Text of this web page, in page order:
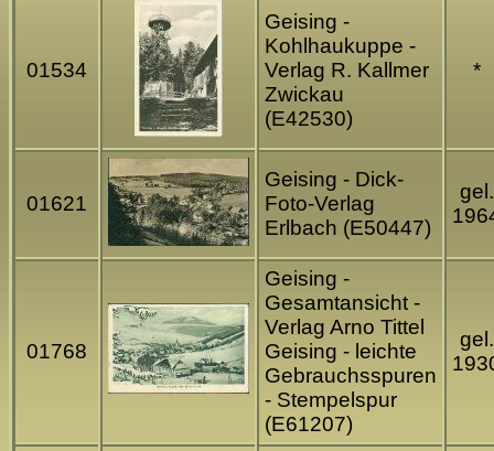
01534
Geising -
Kohlhaukuppe -
Verlag R. Kallmer
Zwickau
(E42530)
*
01621
Geising - Dick-
Foto-Verlag
Erlbach (E50447)
gel.
01768
Geising -
Gesamtansicht -
Verlag Arno Tittel
Geising - leichte
Gebrauchsspuren
- Stempelspur
(E61207)
gel.